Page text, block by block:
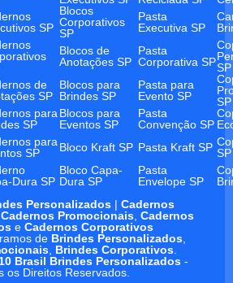
SP
Blocos
Corporativos
SP
Pasta
Executiva SP
Blocos de
Anotações SP
Pasta
Corporativa SPSP
de
SP
Blocos para
Brindes SP
Pasta para
Evento SP
SP
para
SP
Blocos para
Eventos SP
Pasta
Convenção SP
para
SP
Bloco Kraft SP Pasta Kraft SP SP
Dura SP
Bloco Capa-
Dura SP
Pasta
Envelope SP
Personalizados| Cadernos
Cadernos Promocionais, Cadernos
e Cadernos Corporativos
de Brindes Personalizados,
, Brindes Corporativos.
10 Brasil Brindes Personalizados -
os Direitos Reservados.